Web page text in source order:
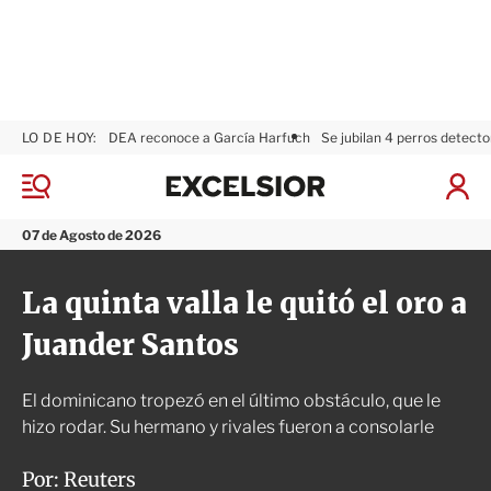
M
n
ú
07 de Agosto de 2026
LO DE HOY: DEA reconoce a García Harfuch Se jubilan 4 perros
I
a
r
x
l
i
o
La quinta valla le quitó el oro a
Juander Santos
El dominicano tropezó en el último obstáculo, que le
hizo rodar. Su hermano y rivales fueron a consolarle
Por: Reuters